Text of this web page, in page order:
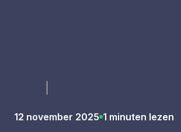
12 november 2025 1 minuten lezen